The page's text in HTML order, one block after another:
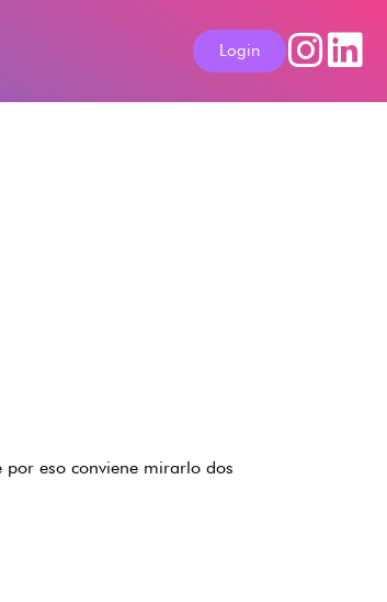
Login
eso conviene mirarlo dos